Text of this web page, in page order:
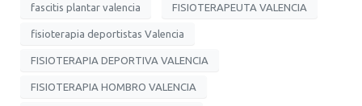
fascitis plantar valencia FISIOTERAPEUTA VALENCIA
fisioterapia deportistas Valencia
FISIOTERAPIA DEPORTIVA VALENCIA
FISIOTERAPIA HOMBRO VALENCIA